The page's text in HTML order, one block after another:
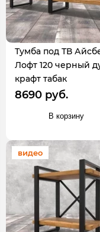
Тумба под ТВ
Лофт 120 черный
крафт табак
8690 руб.
В корзину
видео